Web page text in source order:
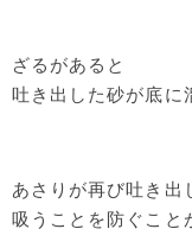
ざるがあると
吐き出した砂が底に
あさりが再び吐き出
吸うことを防ぐこと